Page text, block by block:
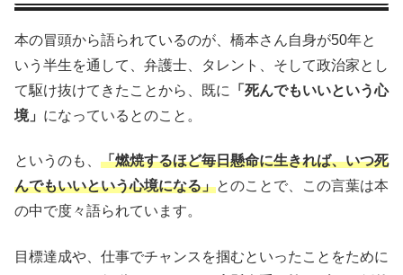
本の冒頭から語られているのが、橋本さん自身が50年と
いう半生を通して、弁護士、タレント、そして政治家とし
て駆け抜けてきたことから、既に
「死んでもいいという心
境」 になっているとのこと。
というのも、 「燃焼するほど毎日懸命に生きれば、いつ死
んでもいいという心境になる」とのことで、この言葉は本
の中で度々語られています。
目標達成や、仕事でチャンスを掴むといったことをために